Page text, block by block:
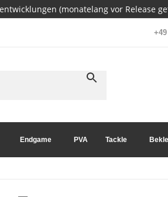
(monatelang vor Release
Endgame PVA Tackle